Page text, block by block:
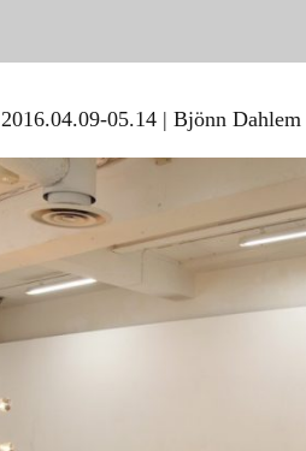
2016.04.09-05.14 | Bjönn